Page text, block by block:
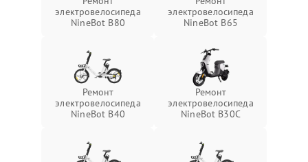
электровелосипеда
NineBot B80
электровелосипеда
NineBot B65
Ремонт
электровелосипеда
NineBot B40
Ремонт
электровелосипеда
NineBot B30C